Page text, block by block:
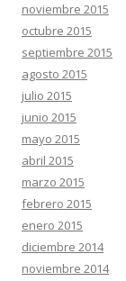
noviembre 2015
octubre 2015
septiembre 2015
agosto 2015
julio 2015
junio 2015
mayo 2015
abril 2015
marzo 2015
febrero 2015
enero 2015
diciembre 2014
noviembre 2014